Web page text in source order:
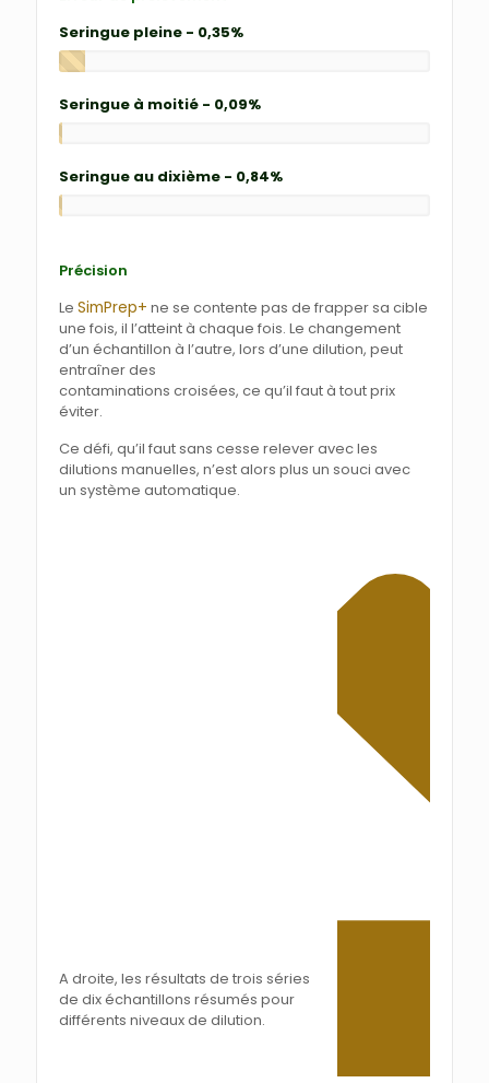
Seringue pleine - 0,35%
Seringue à moitié - 0,09%
Seringue au dixième - 0,84%
Précision
Le SimPrep+ ne se contente pas de frapper sa cible
une fois, il l’atteint à chaque fois. Le changement
d’un échantillon à l’autre, lors d’une dilution, peut
entraîner des
contaminations croisées, ce qu’il faut à tout prix
éviter.
Ce défi, qu’il faut sans cesse relever avec les
dilutions manuelles, n’est alors plus un souci avec
un système automatique.
A droite, les résultats de trois séries
de dix échantillons résumés pour
différents niveaux de dilution.